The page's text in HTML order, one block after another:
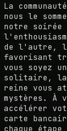
La
nous le
notre soirée
de l'autre,
favorisant
vous soyez
solitaire, la
reine vous
mystères. À
accélérer
carte
chaque